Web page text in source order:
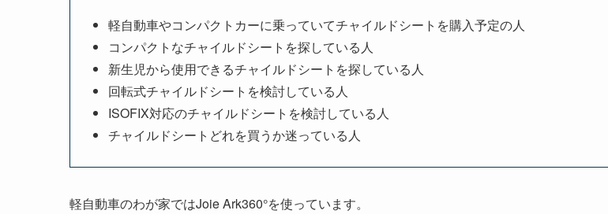
軽自動車やコンパクトカーに乗っていてチャイルドシートを購入予定の人
コンパクトなチャイルドシートを探している人
新生児から使用できるチャイルドシートを探している人
回転式チャイルドシートを検討している人
ISOFIX対応のチャイルドシートを検討している人
チャイルドシートどれを買うか迷っている人
軽自動車のわが家ではJoie Ark360°を使っています。